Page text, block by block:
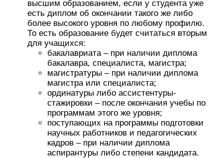
высшим образованием, если у студента уже
есть диплом об окончании такого же либо
более высокого уровня по любому профилю.
То есть образование будет считаться вторым
для учащихся:
бакалавриата – при наличии диплома
бакалавра, специалиста, магистра;
магистратуры – при наличии диплома
магистра или специалиста;
ординатуры либо ассистентуры-
стажировки – после окончания учебы по
программам этого же уровня;
поступающих на программы подготовки
научных работников и педагогических
кадров – при наличии диплома
аспирантуры либо степени кандидата.